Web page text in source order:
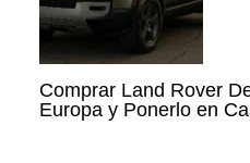
Comprar Land Rover
Europa y Ponerlo en